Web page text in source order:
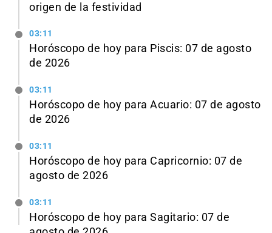
origen de la festividad
03:11
Horóscopo de hoy para Piscis: 07 de agosto
de 2026
03:11
Horóscopo de hoy para Acuario: 07 de agosto
de 2026
03:11
Horóscopo de hoy para Capricornio: 07 de
agosto de 2026
03:11
Horóscopo de hoy para Sagitario: 07 de